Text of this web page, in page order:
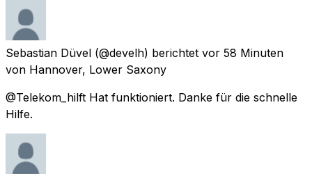
Sebastian Düvel (@develh) berichtet vor 58 Minuten
von Hannover, Lower Saxony
@Telekom_hilft Hat funktioniert. Danke für die schnelle
Hilfe.